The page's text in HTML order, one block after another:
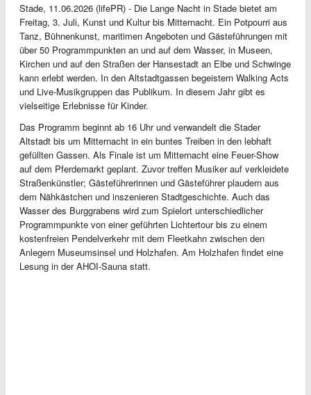
Stade, 11.06.2026 (lifePR) - Die Lange Nacht in Stade bietet am
Freitag, 3. Juli, Kunst und Kultur bis Mitternacht. Ein Potpourri aus
Tanz, Bühnenkunst, maritimen Angeboten und Gästeführungen mit
über 50 Programmpunkten an und auf dem Wasser, in Museen,
Kirchen und auf den Straßen der Hansestadt an Elbe und Schwinge
kann erlebt werden. In den Altstadtgassen begeistern Walking Acts
und Live-Musikgruppen das Publikum. In diesem Jahr gibt es
vielseitige Erlebnisse für Kinder.
Das Programm beginnt ab 16 Uhr und verwandelt die Stader
Altstadt bis um Mitternacht in ein buntes Treiben in den lebhaft
gefüllten Gassen. Als Finale ist um Mitternacht eine Feuer-Show
auf dem Pferdemarkt geplant. Zuvor treffen Musiker auf verkleidete
Straßenkünstler; Gästeführerinnen und Gästeführer plaudern aus
dem Nähkästchen und inszenieren Stadtgeschichte. Auch das
Wasser des Burggrabens wird zum Spielort unterschiedlicher
Programmpunkte von einer geführten Lichtertour bis zu einem
kostenfreien Pendelverkehr mit dem Fleetkahn zwischen den
Anlegern Museumsinsel und Holzhafen. Am Holzhafen findet eine
Lesung in der AHOI-Sauna statt.